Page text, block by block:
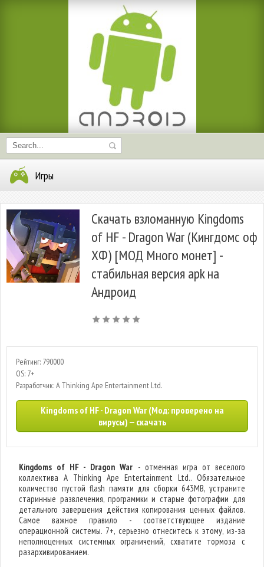
Игры
Скачать взломанную Kingdoms
of HF - Dragon War (Кингдомс оф
ХФ) [МОД Много монет] -
стабильная версия apk на
Андроид
Рейтинг: 790000
OS: 7+
Разработчик: A Thinking Ape Entertainment Ltd.
Kingdoms of HF - Dragon War (Мод: проверено на
вирусы) — скачать
Kingdoms of HF - Dragon War - отменная игра от веселого
коллектива A Thinking Ape Entertainment Ltd.. Обязательное
количество пустой flash памяти для сборки 643MB, устраните
старинные развлечения, программки и старые фотографии для
детального завершения действия копирования ценных файлов.
Самое важное правило - соответствующее издание
операционной системы. 7+, серьезно отнеситесь к этому, из-за
неполноценных системных ограничений, схватите тормоза с
разархивированием.